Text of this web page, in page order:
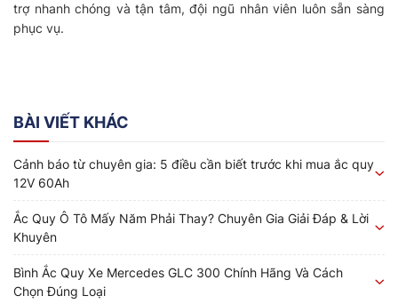
trợ nhanh chóng và tận tâm, đội ngũ nhân viên luôn sẵn sàng
phục vụ.
BÀI VIẾT KHÁC
Cảnh báo từ chuyên gia: 5 điều cần biết trước khi mua ắc quy
12V 60Ah
Ắc Quy Ô Tô Mấy Năm Phải Thay? Chuyên Gia Giải Đáp & Lời
Khuyên
Bình Ắc Quy Xe Mercedes GLC 300 Chính Hãng Và Cách
Chọn Đúng Loại